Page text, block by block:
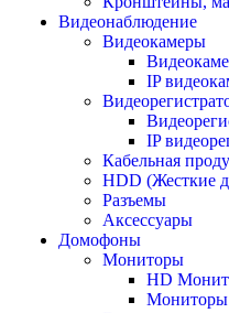
Видеонаблюдение
Видеокамеры
IP
IP
Кабельная
HDD (Жесткие
Разъемы
Аксессуары
Домофоны
Мониторы
HD
Мониторы